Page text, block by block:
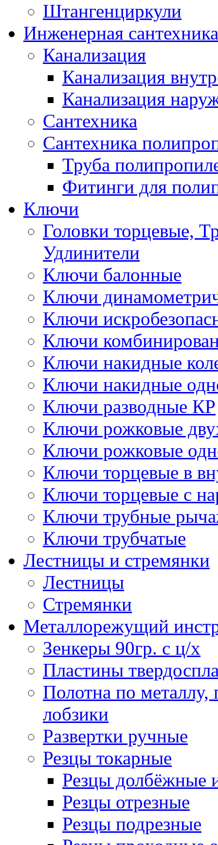
Штангенциркули
Инженерная сантехника
Канализация
Канализация
Канализация
Сантехника
Сантехника
Труба
Фитинги для
Ключи
Головки торцевые,
Удлинители
Ключи балонные
Ключи
Ключи
Ключи
Ключи накидные
Ключи накидные
Ключи разводные КР
Ключи рожковые
Ключи рожковые
Ключи торцевые в
Ключи торцевые с
Ключи трубные
Ключи трубчатые
Лестницы и стремянки
Лестницы
Стремянки
Металлорежущий
Зенкеры 90гр. с ц/х
Пластины
Полотна по
лобзики
Развертки ручные
Резцы токарные
Резцы долбёжные
Резцы отрезные
Резцы подрезные